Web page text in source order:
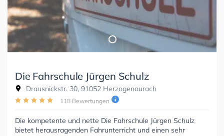
Die Fahrschule Jürgen Schulz
Drausnickstr. 30, 91052 Herzogenaurach
118 Bewertungen
Die kompetente und nette Die Fahrschule Jürgen Schulz
bietet herausragenden Fahrunterricht und einen sehr